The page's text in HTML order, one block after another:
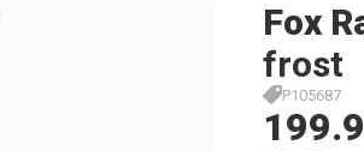
Fox
frost
P105687